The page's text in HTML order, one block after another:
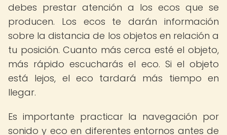
debes prestar atención a los ecos que se
producen. Los ecos te darán información
sobre la distancia de los objetos en relación a
tu posición. Cuanto más cerca esté el objeto,
más rápido escucharás el eco. Si el objeto
está lejos, el eco tardará más tiempo en
llegar.
Es importante practicar la navegación por
sonido y eco en diferentes entornos antes de